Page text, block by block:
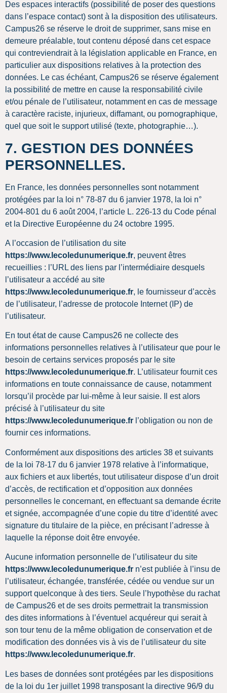
Des espaces interactifs (possibilité de poser des questions
dans l’espace contact) sont à la disposition des utilisateurs.
Campus26 se réserve le droit de supprimer, sans mise en
demeure préalable, tout contenu déposé dans cet espace
qui contreviendrait à la législation applicable en France, en
particulier aux dispositions relatives à la protection des
données. Le cas échéant, Campus26 se réserve également
la possibilité de mettre en cause la responsabilité civile
et/ou pénale de l’utilisateur, notamment en cas de message
à caractère raciste, injurieux, diffamant, ou pornographique,
quel que soit le support utilisé (texte, photographie…).
7. GESTION DES DONNÉES
PERSONNELLES.
En France, les données personnelles sont notamment
protégées par la loi n° 78-87 du 6 janvier 1978, la loi n°
2004-801 du 6 août 2004, l’article L. 226-13 du Code pénal
et la Directive Européenne du 24 octobre 1995.
A l’occasion de l’utilisation du site
https://www.lecoledunumerique.fr, peuvent êtres
recueillies : l’URL des liens par l’intermédiaire desquels
l’utilisateur a accédé au site
https://www.lecoledunumerique.fr, le fournisseur d’accès
de l’utilisateur, l’adresse de protocole Internet (IP) de
l’utilisateur.
En tout état de cause Campus26 ne collecte des
informations personnelles relatives à l’utilisateur que pour le
besoin de certains services proposés par le site
https://www.lecoledunumerique.fr. L’utilisateur fournit ces
informations en toute connaissance de cause, notamment
lorsqu’il procède par lui-même à leur saisie. Il est alors
précisé à l’utilisateur du site
https://www.lecoledunumerique.fr l’obligation ou non de
fournir ces informations.
Conformément aux dispositions des articles 38 et suivants
de la loi 78-17 du 6 janvier 1978 relative à l’informatique,
aux fichiers et aux libertés, tout utilisateur dispose d’un droit
d’accès, de rectification et d’opposition aux données
personnelles le concernant, en effectuant sa demande écrite
et signée, accompagnée d’une copie du titre d’identité avec
signature du titulaire de la pièce, en précisant l’adresse à
laquelle la réponse doit être envoyée.
Aucune information personnelle de l’utilisateur du site
https://www.lecoledunumerique.fr n’est publiée à l’insu de
l’utilisateur, échangée, transférée, cédée ou vendue sur un
support quelconque à des tiers. Seule l’hypothèse du rachat
de Campus26 et de ses droits permettrait la transmission
des dites informations à l’éventuel acquéreur qui serait à
son tour tenu de la même obligation de conservation et de
modification des données vis à vis de l’utilisateur du site
https://www.lecoledunumerique.fr.
Les bases de données sont protégées par les dispositions
de la loi du 1er juillet 1998 transposant la directive 96/9 du